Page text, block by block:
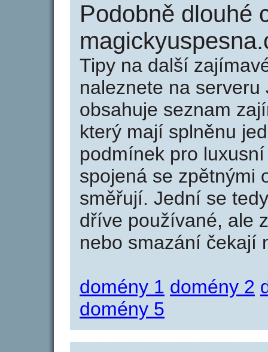
Podobně dlouhé
Tipy na další
naleznete na serveru
obsahuje seznam
který mají splněnu
podmínek pro
spojená se zpětnými
směřují. Jední se
dříve používané, ale
nebo smazání čekají
domény 1 domény 2
domény 5